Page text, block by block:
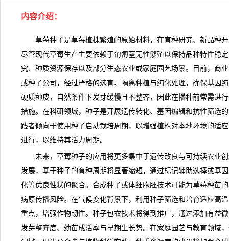
内容介绍：
草莓种子是草莓植株繁殖的原始材料，在育种研究、新品种开
尽管现代草莓生产主要依赖于匍匐茎无性繁殖以保持品种特性稳
究、种质资源保存以及部分生态农业或家庭园艺场景。目前，商
或种子公司，经过严格的选育、隔离种植与纯化处理，确保基因
硬质种皮，自然条件下发芽缓慢且不整齐，因此在播种前常需进
措施。在科研领域，种子是开展遗传转化、基因编辑和抗性筛选
践者倾向于使用种子启动栽培周期，以增强植株对本地环境的适
进行，以维持其活力周期。
未来，草莓种子的应用将更多集中于遗传改良与可持续农业创
发展，基于种子的育种周期将显著缩短，通过标记辅助选择或基
化等优良性状的聚合。合成种子或体细胞胚技术可能为草莓种苗
病原传播风险。在气候变化背景下，利用种子筛选和培育适应高
重点，增强作物韧性。种子包衣技术将得到推广，通过添加有益
发芽整齐度、幼苗成活率与早期生长势。在家庭园艺与教育领域